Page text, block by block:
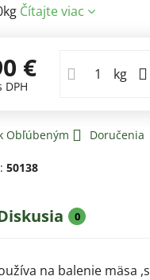
Čítajte viac
€
DPH
kg
Obľúbeným Doručenia
50138
0
na balenie mäsa